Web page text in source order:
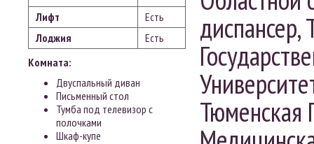
Лифт
Есть
Лоджия
Есть
Комната:
Двуспальный диван
Письменный стол
Тумба под телевизор с
полочками
Шкаф-купе
Тюменская